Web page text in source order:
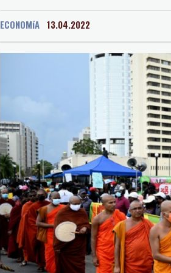
San Salvador
19 °C
Grenada
24 °C
19 °C
ECONOMíA 13.04.2022